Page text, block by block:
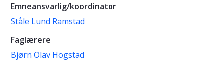
Emneansvarlig/koordinator
Ståle Lund Ramstad
Faglærere
Bjørn Olav Hogstad